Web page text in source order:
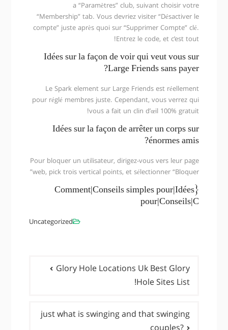
a “Paramètres” club, suivant choisir votre
“Membership” tab. Vous devriez visiter “Désactiver le
compte” juste après quoi sur “Supprimer Compte” clé.
Entrez le code, et c’est tout!
Idées sur la façon de voir qui veut vous sur
Large Friends sans payer?
Le Spark element sur Large Friends est réellement
pour réglé membres juste. Cependant, vous verrez qui
vous a fait un clin d’œil 100% gratuit!
Idées sur la façon de arrêter un corps sur
énormes amis?
Pour bloquer un utilisateur, dirigez-vous vers leur page
web, pick trois vertical points, et sélectionner “Bloquer”
{Comment|Conseils simples pour|Idées
pour|Conseils|C
Uncategorized
راهبری
نوشته‌ها
Glory Hole Locations Uk Best Glory
Hole Sites List!
just what is swinging and that swinging